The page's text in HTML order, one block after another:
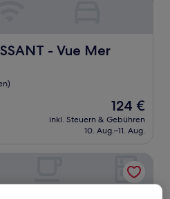
- Vue Mer
- Vue Mer
Der
Preis
beträgt
124 €
inkl. Steuern & Gebühren
10. Aug.–11. Aug.